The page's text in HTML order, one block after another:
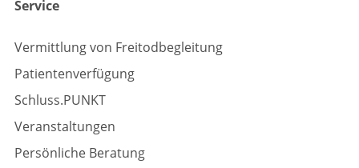
Service
Vermittlung von Freitodbegleitung
Patientenverfügung
Schluss.PUNKT
Veranstaltungen
Persönliche Beratung